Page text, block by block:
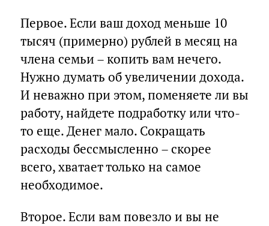
Первое. Если ваш доход меньше 10
тысяч (примерно) рублей в месяц на
члена семьи – копить вам нечего.
Нужно думать об увеличении дохода.
И неважно при этом, поменяете ли вы
работу, найдете подработку или что-
то еще. Денег мало. Сокращать
расходы бессмысленно – скорее
всего, хватает только на самое
необходимое.
Второе. Если вам повезло и вы не